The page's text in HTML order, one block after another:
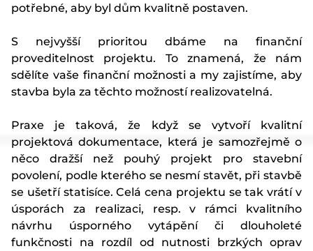
potřebné, aby byl dům kvalitně postaven.
S nejvyšší prioritou dbáme na finanční
proveditelnost projektu. To znamená, že nám
sdělíte vaše finanční možnosti a my zajistíme, aby
stavba byla za těchto možností realizovatelná.
Praxe je taková, že když se vytvoří kvalitní
projektová dokumentace, která je samozřejmě o
něco dražší než pouhý projekt pro stavební
povolení, podle kterého se nesmí stavět, při stavbě
se ušetří statisíce. Celá cena projektu se tak vrátí v
úsporách za realizaci, resp. v rámci kvalitního
návrhu úsporného vytápění či dlouholeté
funkčnosti na rozdíl od nutnosti brzkých oprav